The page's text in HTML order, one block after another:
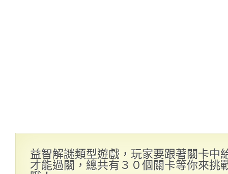
益智解謎類型遊戲，玩家要跟著關卡中
才能過關，總共有３０個關卡等你來挑